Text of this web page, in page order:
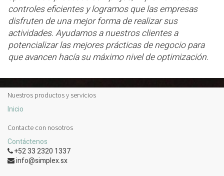
controles eficientes y logramos que las empresas
disfruten de una mejor forma de realizar sus
actividades. Ayudamos a nuestros clientes a
potencializar las mejores prácticas de negocio para
que avancen hacía su máximo nivel de optimización.
Nuestros productos y servicios
Inicio
Contacte con nosotros
Contáctenos
+52 33 2320 1337
info@simplex.sx